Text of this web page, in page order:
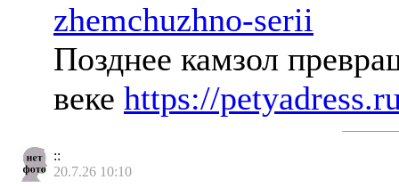
zhemchuzhno-serii
Позднее камзол
веке https://
::
20.7.26 10:10